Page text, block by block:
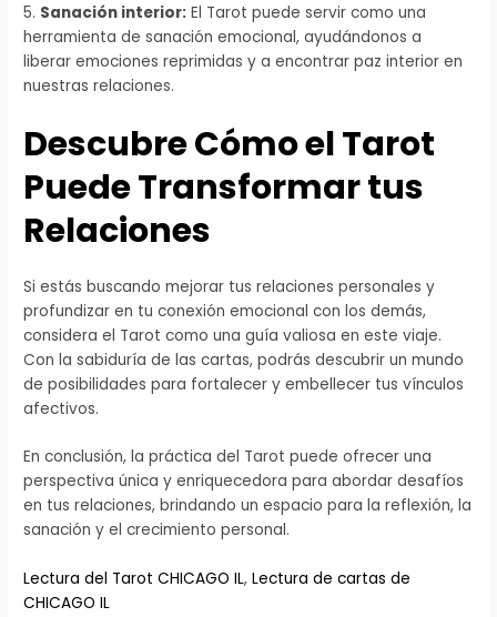
5. Sanación interior: El Tarot puede servir como una
herramienta de sanación emocional, ayudándonos a
liberar emociones reprimidas y a encontrar paz interior en
nuestras relaciones.
Descubre Cómo el Tarot
Puede Transformar tus
Relaciones
Si estás buscando mejorar tus relaciones personales y
profundizar en tu conexión emocional con los demás,
considera el Tarot como una guía valiosa en este viaje.
Con la sabiduría de las cartas, podrás descubrir un mundo
de posibilidades para fortalecer y embellecer tus vínculos
afectivos.
En conclusión, la práctica del Tarot puede ofrecer una
perspectiva única y enriquecedora para abordar desafíos
en tus relaciones, brindando un espacio para la reflexión, la
sanación y el crecimiento personal.
Lectura del Tarot CHICAGO IL,Lectura de cartas de
CHICAGO IL